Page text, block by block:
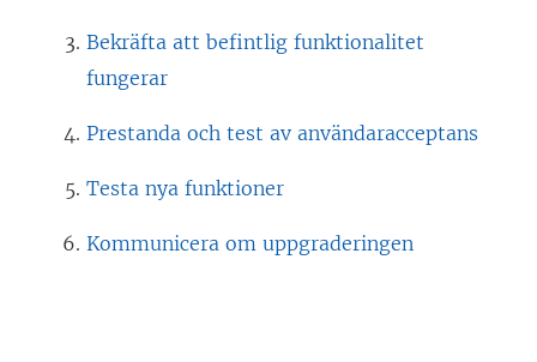
Bekräfta att befintlig funktionalitet
fungerar
Prestanda och test av användaracceptans
Testa nya funktioner
Kommunicera om uppgraderingen